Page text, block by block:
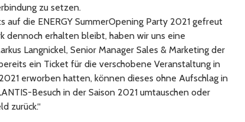
zu setzen.
auf die ENERGY SummerOpening Party 2021 gefreut
dennoch erhalten bleibt, haben wir uns eine
Langnickel, Senior Manager Sales & Marketing der
ein Ticket für die verschobene Veranstaltung in
erworben hatten, können dieses ohne Aufschlag in
Besuch in der Saison 2021 umtauschen oder
zurück.“